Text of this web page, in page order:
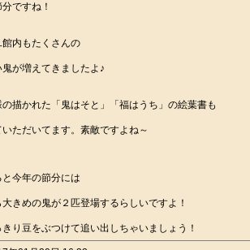
ですね！
館内もたくさんの
が増えてきましたよ♪
の描かれた「鬼はそと」「福はうち」の絵葉書も
ただいてます。素敵ですよね～
今年の節分には
きめの鬼が２匹登場するらしいですよ！
きり豆をぶつけて追い出しちゃいましょう！